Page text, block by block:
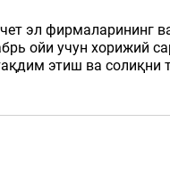
эл фирмаларининг
ойи учун хорижий
этиш ва солиқни